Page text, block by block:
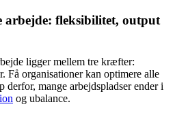
arbejde: fleksibilitet, output
ligger mellem tre kræfter:
Få organisationer kan optimere alle
derfor, mange arbejdspladser ender i
og ubalance.